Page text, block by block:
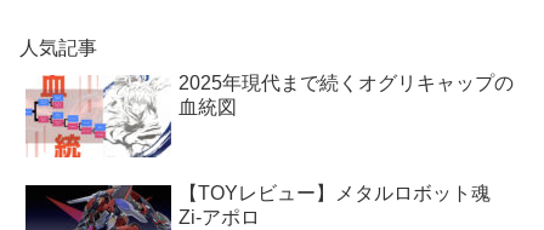
人気記事
2025年現代まで続くオグリキャップの
血統図
【TOYレビュー】メタルロボット魂
Zi-アポロ